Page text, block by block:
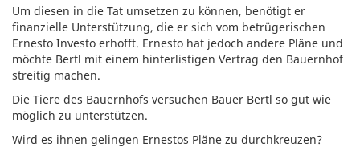
Um diesen in die Tat umsetzen zu können, benötigt er
finanzielle Unterstützung, die er sich vom betrügerischen
Ernesto Investo erhofft. Ernesto hat jedoch andere Pläne und
möchte Bertl mit einem hinterlistigen Vertrag den Bauernhof
streitig machen.
Die Tiere des Bauernhofs versuchen Bauer Bertl so gut wie
möglich zu unterstützen.
Wird es ihnen gelingen Ernestos Pläne zu durchkreuzen?